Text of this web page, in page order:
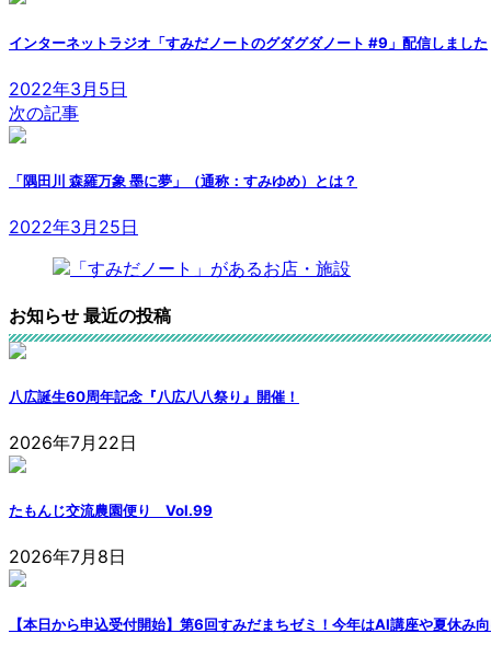
インターネットラジオ「すみだノートのグダグダノート #9」配信しました
2022年3月5日
次の記事
「隅田川 森羅万象 墨に夢」（通称：すみゆめ）とは？
2022年3月25日
お知らせ 最近の投稿
八広誕生60周年記念『八広八八祭り』開催！
2026年7月22日
たもんじ交流農園便り Vol.99
2026年7月8日
【本日から申込受付開始】第6回すみだまちゼミ！今年はAI講座や夏休み